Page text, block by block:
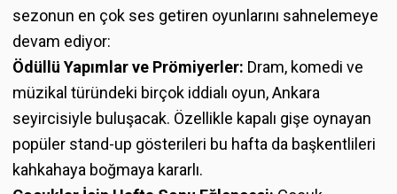
sezonun en çok ses getiren oyunlarını sahnelemeye
devam ediyor:
Ödüllü Yapımlar ve Prömiyerler: Dram, komedi ve
müzikal türündeki birçok iddialı oyun, Ankara
seyircisiyle buluşacak. Özellikle kapalı gişe oynayan
popüler stand-up gösterileri bu hafta da başkentlileri
kahkahaya boğmaya kararlı.